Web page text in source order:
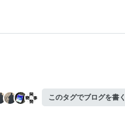
このタグでブログを書く